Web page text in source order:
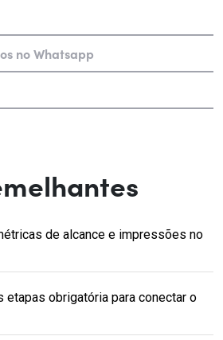
no Whatsapp
de alcance e impressões no
etapas obrigatória para conectar o